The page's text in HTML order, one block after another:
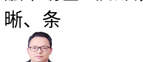
晰、条